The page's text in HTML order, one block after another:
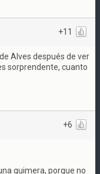
+11
Alves después de ver
sorprendente, cuanto
+6
quimera, porque no